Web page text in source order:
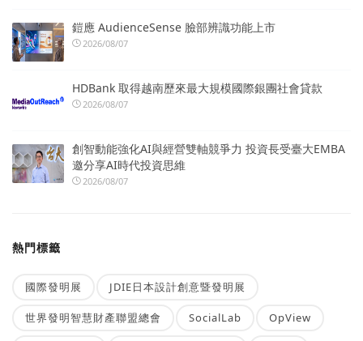
鎧應 AudienceSense 臉部辨識功能上市
2026/08/07
HDBank 取得越南歷來最大規模國際銀團社會貸款
2026/08/07
創智動能強化AI與經營雙軸競爭力 投資長受臺大EMBA
邀分享AI時代投資思維
2026/08/07
熱門標籤
國際發明展 JDIE日本設計創意暨發明展
世界發明智慧財產聯盟總會 SocialLab OpView